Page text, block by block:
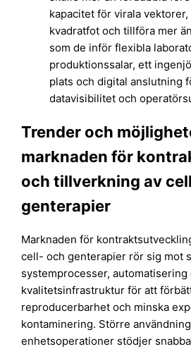
kapacitet för virala
kvadratfot och tillföra mer
som de inför flexibla
produktionssalar, ett
plats och digital anslutning
datavisibilitet och
Trender och
marknaden för
och tillverkning av
genterapier
Marknaden för
cell- och genterapier rör sig mot
systemprocesser, automatisering
kvalitetsinfrastruktur för att
reproducerbarhet och minska
kontaminering. Större
enhetsoperationer stödjer